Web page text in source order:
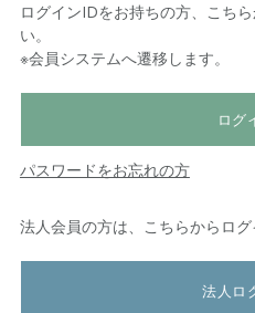
ログインIDをお持ちの方、こち
い。
※会員システムへ遷移します。
ログ
パスワードをお忘れの方
法人会員の方は、こちらからログ
法人ロ